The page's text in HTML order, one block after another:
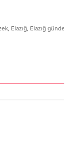
, Elazığ, Elazığ